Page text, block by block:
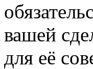
вашей
для её